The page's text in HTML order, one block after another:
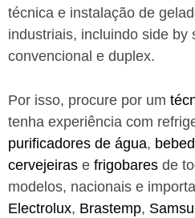
técnica e instalação de
industriais, incluindo side by
convencional e duplex.
Por isso, procure por um
tenha experiência com
purificadores de água,
cervejeiras e frigobares de
modelos, nacionais e
Electrolux, Brastemp,